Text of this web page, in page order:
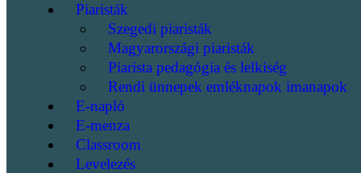
Piaristák
Szegedi piaristák
Magyarországi piaristák
Piarista pedagógia és lelkiség
Rendi ünnepek emléknapok imanapok
E-napló
E-menza
Classroom
Levelezés